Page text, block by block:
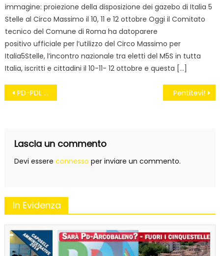
immagine: proiezione della disposizione dei gazebo di Italia 5
Stelle al Circo Massimo il 10, 11 e 12 ottobre Oggi il Comitato
tecnico del Comune di Roma ha datoparere
positivo ufficiale per l’utilizzo del Circo Massimo per
Italia5Stelle, l’incontro nazionale tra eletti del M5S in tutta
Italia, iscritti e cittadini il 10-11- 12 ottobre e questa […]
Navigazione
PD-PDL COL FRENO: PER TAGLIARE I SOLDI AI PARTITI “PIÙ TEMPO” Pentitevi!
Lascia un commento
Devi essere connesso per inviare un commento.
In Evidenza